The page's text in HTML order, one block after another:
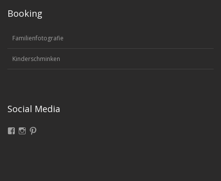
Booking
Familienfotografie
Kinderschminken
Social Media
FacebookInstagram